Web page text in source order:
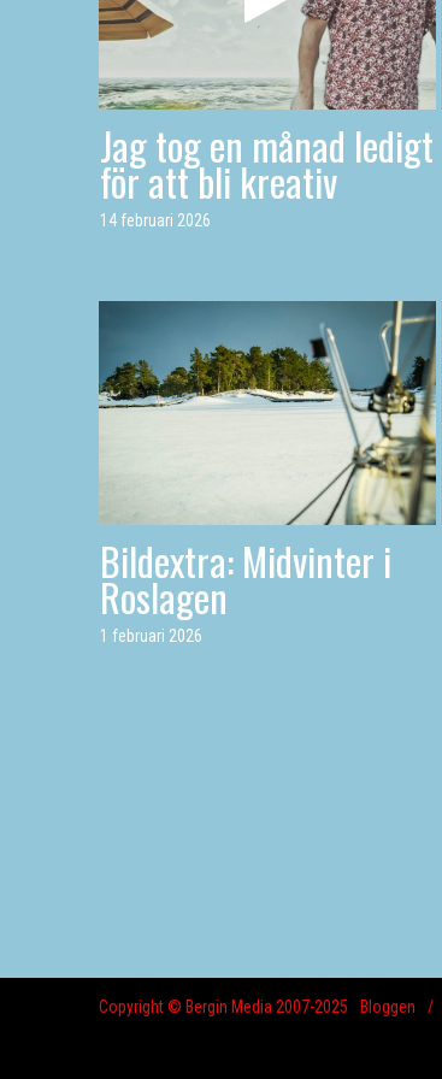
Jag tog en månad ledigt
för att bli kreativ
14 februari 2026
Bildextra: Midvinter i
Roslagen
1 februari 2026
Copyright © Bergin Media 2007-2025 Bloggen